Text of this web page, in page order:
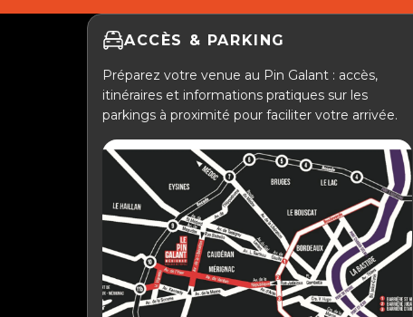
ACCÈS & PARKING
Préparez votre venue au Pin Galant : accès,
itinéraires et informations pratiques sur les
parkings à proximité pour faciliter votre arrivée.